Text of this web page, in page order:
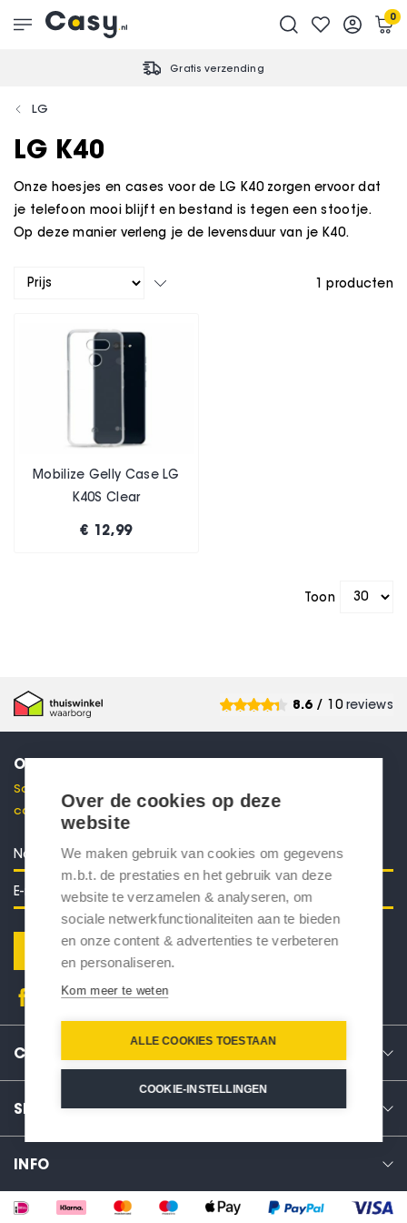
Gratis verzending
0
LG
LG K40
Onze hoesjes en cases voor de LG K40 zorgen ervoor dat
je telefoon mooi blijft en bestand is tegen een stootje.
Op deze manier verleng je de levensduur van je K40.
1 producten
Mobilize Gelly Case LG
K40S Clear
€ 12,99
Toon
8.6/ 10 reviews
ONTVANG 10% KORTING
Schrijf je in voor onze nieuwsbrief en ontvang direct een
code voor 10% korting in je mailbox.
Verstuur
CONTACT
SERVICE
INFO
Over de cookies op deze
website
We maken gebruik van cookies om gegevens
m.b.t. de prestaties en het gebruik van deze
website te verzamelen & analyseren, om
sociale netwerkfunctionaliteiten aan te bieden
en onze content & advertenties te verbeteren
en personaliseren.
Kom meer te weten
ALLE COOKIES TOESTAAN
COOKIE-INSTELLINGEN